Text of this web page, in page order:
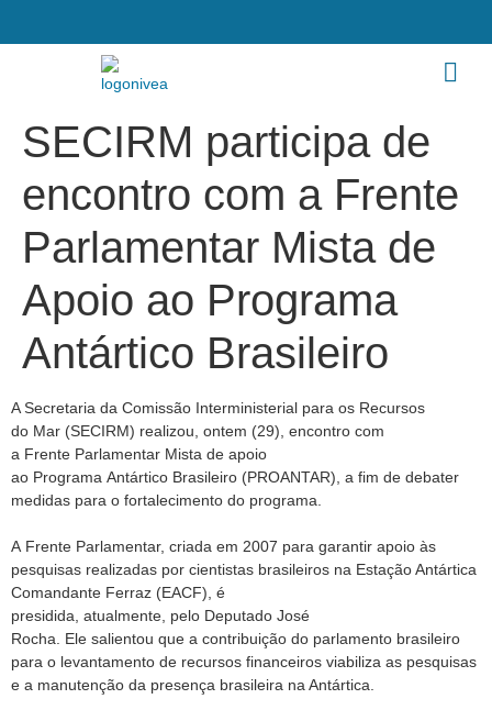
SECIRM participa de
encontro com a Frente
Parlamentar Mista de
Apoio ao Programa
Antártico Brasileiro
A Secretaria da Comissão Interministerial para os Recursos
do Mar (SECIRM) realizou, ontem (29), encontro com
a Frente Parlamentar Mista de apoio
ao Programa Antártico Brasileiro (PROANTAR), a fim de debater
medidas para o fortalecimento do programa.
A Frente Parlamentar, criada em 2007 para garantir apoio às
pesquisas realizadas por cientistas brasileiros na Estação Antártica
Comandante Ferraz (EACF), é
presidida, atualmente, pelo Deputado José
Rocha. Ele salientou que a contribuição do parlamento brasileiro
para o levantamento de recursos financeiros viabiliza as pesquisas
e a manutenção da presença brasileira na Antártica.